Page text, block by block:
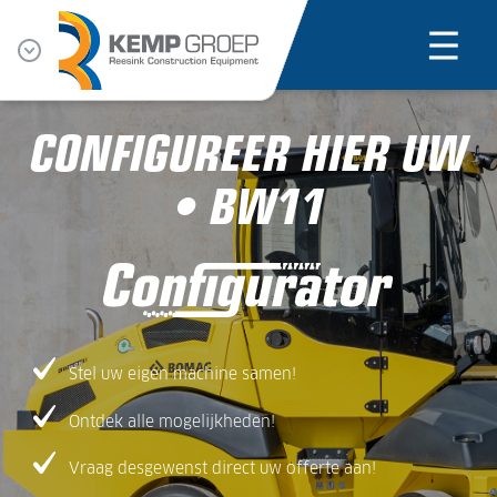
CONFIGUREER HIER UW
• BW11
Stel uw eigen machine samen!
Ontdek alle mogelijkheden!
Vraag desgewenst direct uw offerte aan!